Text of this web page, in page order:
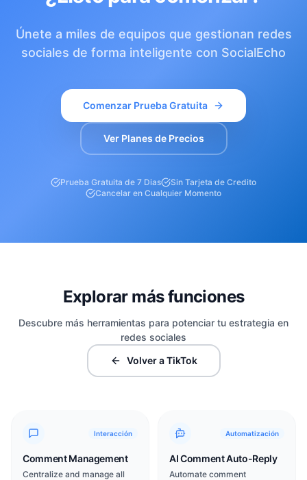
Únete a miles de equipos que gestionan redes
sociales de forma inteligente con SocialEcho
Comenzar Prueba Gratuita
Ver Planes de Precios
Prueba Gratuita de 7 Dias
Sin Tarjeta de Credito
Cancelar en Cualquier Momento
Explorar más funciones
Descubre más herramientas para potenciar tu estrategia en
redes sociales
Volver a TikTok
Interacción
Comment Management
Centralize and manage all
Automatización
AI Comment Auto-Reply
Automate comment